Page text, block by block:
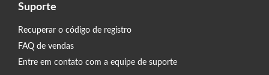
Suporte
Recuperar o código de registro
FAQ de vendas
Entre em contato com a equipe de suporte